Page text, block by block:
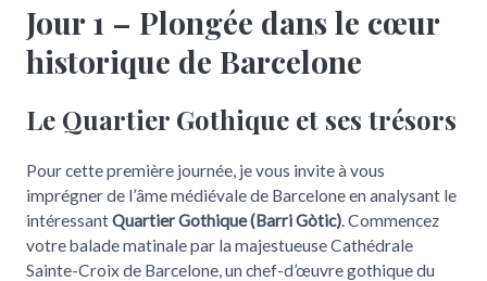
Jour 1 – Plongée dans le cœur
historique de Barcelone
Le Quartier Gothique et ses trésors
Pour cette première journée, je vous invite à vous
imprégner de l’âme médiévale de Barcelone en analysant le
intéressantQuartier Gothique (Barri Gòtic). Commencez
votre balade matinale par la majestueuse Cathédrale
Sainte-Croix de Barcelone, un chef-d’œuvre gothique du